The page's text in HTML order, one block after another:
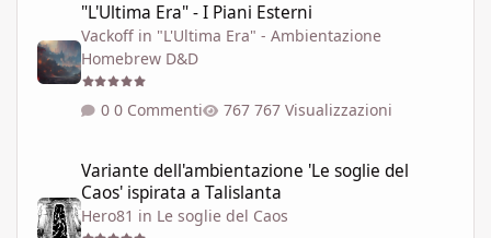
"L'Ultima Era" - I Piani Esterni
Vackoff in "L'Ultima Era" - Ambientazione
Homebrew D&D
0 Commenti 767 Visualizzazioni
Variante dell'ambientazione 'Le soglie del
Caos' ispirata a Talislanta
Hero81 in Le soglie del Caos